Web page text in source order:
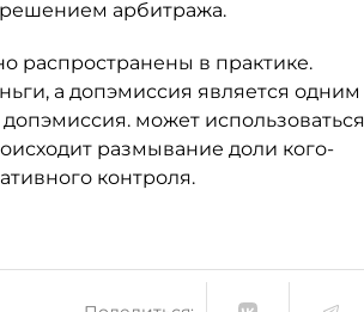
арбитража.
распространены в практике.
а допэмиссия является одним
может использоваться
размывание доли кого-
контроля.